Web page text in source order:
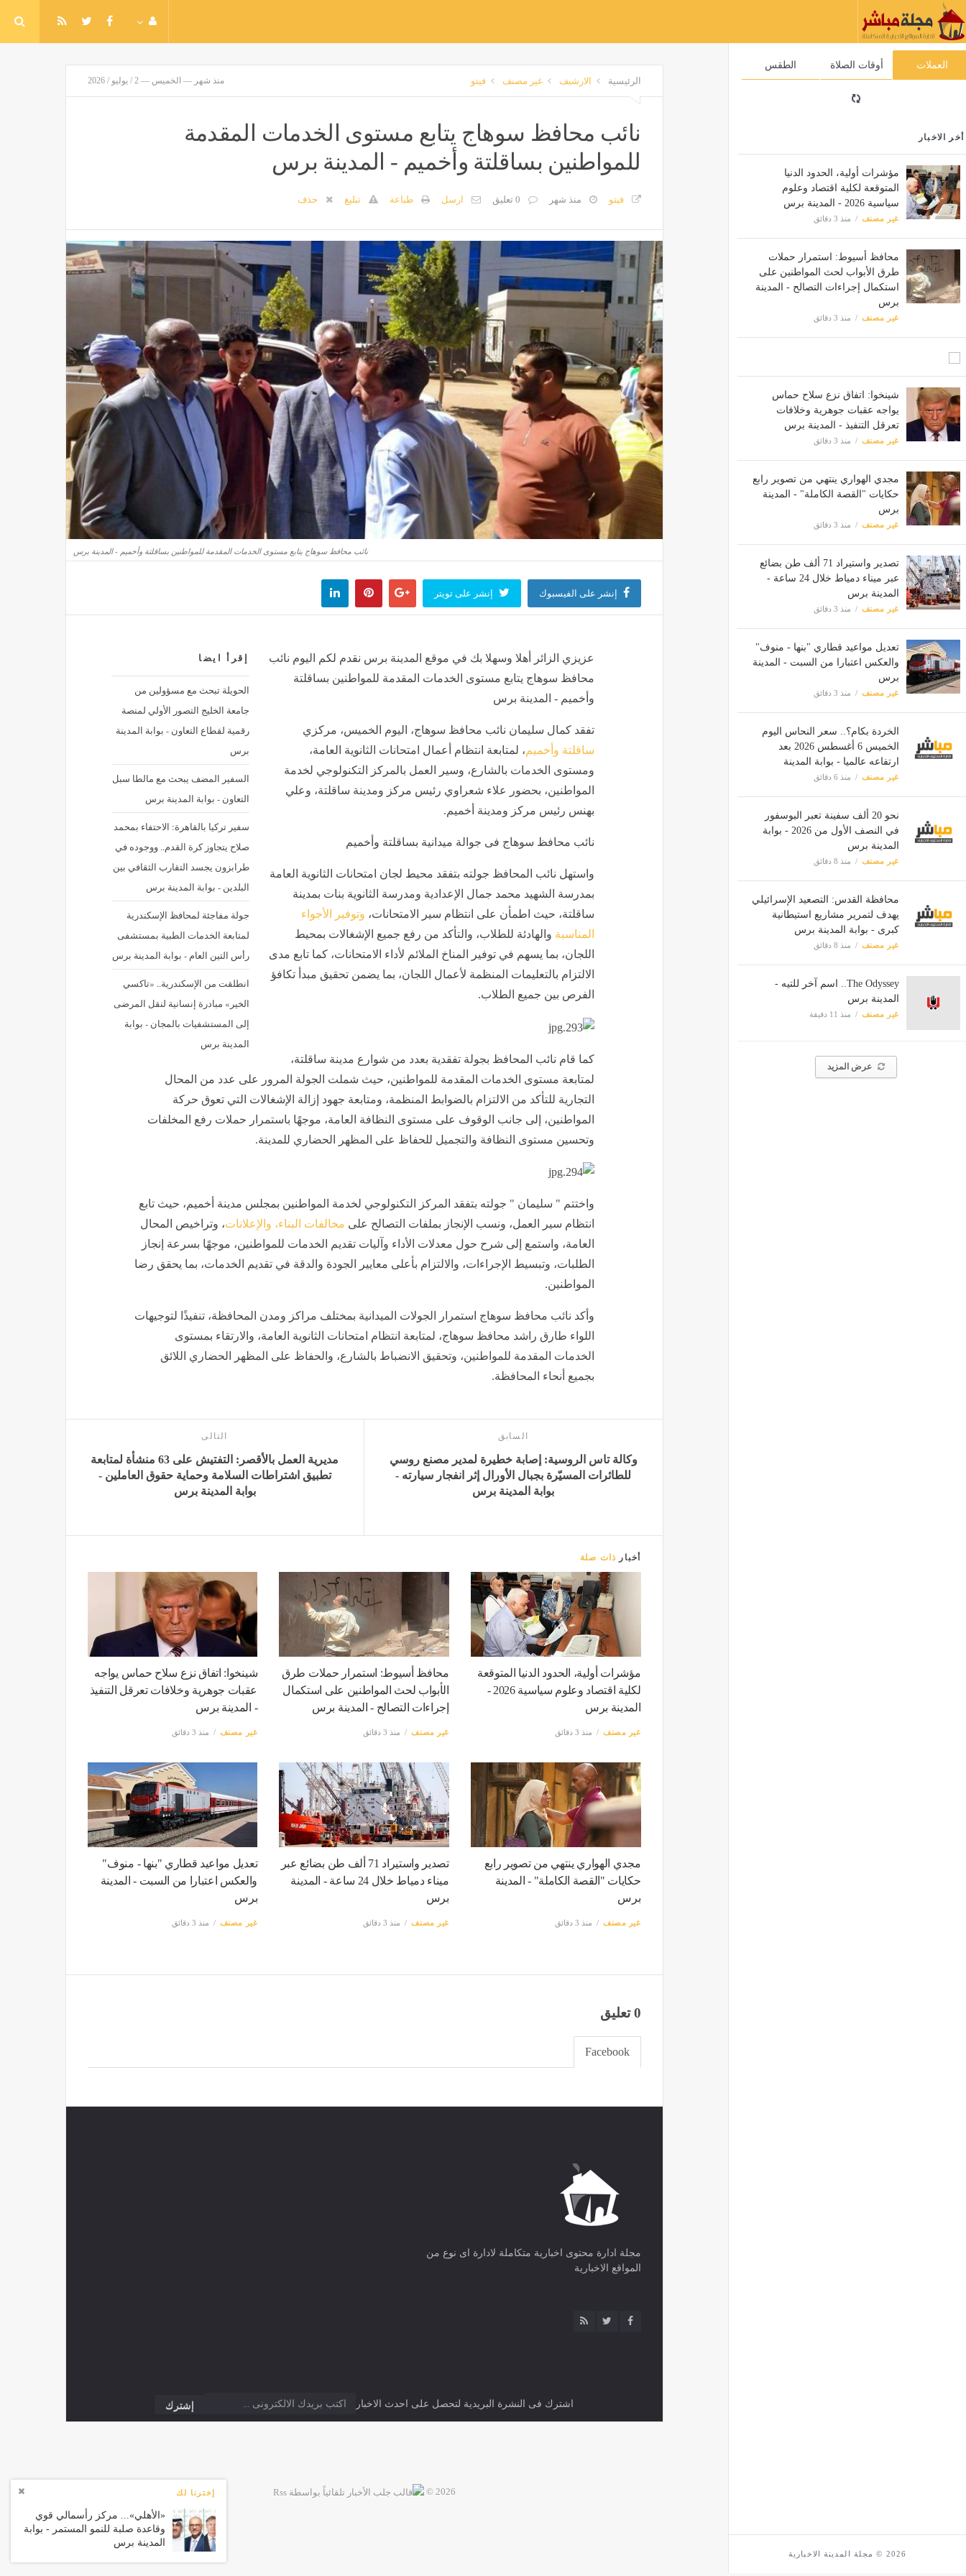
العملات أوقات الصلاة الطقس
أخر الاخبار
مؤشرات أولية، الحدود الدنيا
المتوقعة لكلية اقتصاد وعلوم
سياسية 2026 - المدينة برس
غير مصنف منذ 3 دقائق
محافظ أسيوط: استمرار حملات
طرق الأبواب لحث المواطنين على
استكمال إجراءات التصالح - المدينة
برس
غير مصنف منذ 3 دقائق
شينخوا: اتفاق نزع سلاح حماس
يواجه عقبات جوهرية وخلافات
تعرقل التنفيذ - المدينة برس
غير مصنف منذ 3 دقائق
مجدي الهواري ينتهي من تصوير رابع
حكايات "القصة الكاملة" - المدينة
برس
غير مصنف منذ 3 دقائق
تصدير واستيراد 71 ألف طن بضائع
عبر ميناء دمياط خلال 24 ساعة -
المدينة برس
غير مصنف منذ 3 دقائق
تعديل مواعيد قطاري "بنها - منوف"
والعكس اعتبارا من السبت - المدينة
برس
غير مصنف منذ 3 دقائق
الخردة بكام؟.. سعر النحاس اليوم
الخميس 6 أغسطس 2026 بعد
ارتفاعه عالميا - بوابة المدينة
غير مصنف منذ 6 دقائق
نحو 20 ألف سفينة تعبر البوسفور
في النصف الأول من 2026 - بوابة
المدينة برس
غير مصنف منذ 8 دقائق
محافظة القدس: التصعيد الإسرائيلي
يهدف لتمرير مشاريع استيطانية
كبرى - بوابة المدينة برس
غير مصنف منذ 8 دقائق
The Odyssey.. اسم آخر للتيه -
المدينة برس
غير مصنف منذ 11 دقيقة
عرض المزيد
2026 © مجلة المدينة الاخبارية
الرئيسية الارشيف غير مصنف فيتو منذ شهر — الخميس — 2 / يوليو / 2026
نائب محافظ سوهاج يتابع مستوى الخدمات المقدمة
للمواطنين بساقلتة وأخميم - المدينة برس
فيتو منذ شهر 0 تعليق ارسل طباعة تبليغ حذف
نائب محافظ سوهاج يتابع مستوى الخدمات المقدمة للمواطنين بساقلتة وأخميم - المدينة برس
إنشر على الفيسبوك إنشر على تويتر
إقرأ ايضا
الحويلة تبحث مع مسؤولين من
جامعة الخليج التصور الأولي لمنصة
رقمية لقطاع التعاون - بوابة المدينة
برس
السفير المضف يبحث مع مالطا سبل
التعاون - بوابة المدينة برس
سفير تركيا بالقاهرة: الاحتفاء بمحمد
صلاح يتجاوز كرة القدم.. ووجوده في
طرابزون يجسد التقارب الثقافي بين
البلدين - بوابة المدينة برس
جولة مفاجئة لمحافظ الإسكندرية
لمتابعة الخدمات الطبية بمستشفى
رأس التين العام - بوابة المدينة برس
انطلقت من الإسكندرية.. «تاكسي
الخير» مبادرة إنسانية لنقل المرضى
إلى المستشفيات بالمجان - بوابة
المدينة برس
عزيزي الزائر أهلا وسهلا بك في موقع المدينة برس نقدم لكم اليوم نائب
محافظ سوهاج يتابع مستوى الخدمات المقدمة للمواطنين بساقلتة
وأخميم - المدينة برس
تفقد كمال سليمان نائب محافظ سوهاج، اليوم الخميس، مركزي
ساقلتة وأخميم، لمتابعة انتظام أعمال امتحانات الثانوية العامة،
ومستوى الخدمات بالشارع، وسير العمل بالمركز التكنولوجي لخدمة
المواطنين، بحضور علاء شعراوي رئيس مركز ومدينة ساقلتة، وعلي
بهنس رئيس مركز ومدينة أخميم.
نائب محافظ سوهاج فى جوالة ميدانية بساقلتة وأخميم
واستهل نائب المحافظ جولته بتفقد محيط لجان امتحانات الثانوية العامة
بمدرسة الشهيد محمد جمال الإعدادية ومدرسة الثانوية بنات بمدينة
ساقلتة، حيث اطمأن على انتظام سير الامتحانات، وتوفير الأجواء
المناسبة والهادئة للطلاب، والتأكد من رفع جميع الإشغالات بمحيط
اللجان، بما يسهم في توفير المناخ الملائم لأداء الامتحانات، كما تابع مدى
الالتزام بالتعليمات المنظمة لأعمال اللجان، بما يضمن تحقيق مبدأ تكافؤ
الفرص بين جميع الطلاب.
كما قام نائب المحافظ بجولة تفقدية بعدد من شوارع مدينة ساقلتة،
لمتابعة مستوى الخدمات المقدمة للمواطنين، حيث شملت الجولة المرور على عدد من المحال
التجارية للتأكد من الالتزام بالضوابط المنظمة، ومتابعة جهود إزالة الإشغالات التي تعوق حركة
المواطنين، إلى جانب الوقوف على مستوى النظافة العامة، موجهًا باستمرار حملات رفع المخلفات
وتحسين مستوى النظافة والتجميل للحفاظ على المظهر الحضاري للمدينة.
واختتم " سليمان " جولته بتفقد المركز التكنولوجي لخدمة المواطنين بمجلس مدينة أخميم، حيث تابع
انتظام سير العمل، ونسب الإنجاز بملفات التصالح على مخالفات البناء، والإعلانات، وتراخيص المحال
العامة، واستمع إلى شرح حول معدلات الأداء وآليات تقديم الخدمات للمواطنين، موجهًا بسرعة إنجاز
الطلبات، وتبسيط الإجراءات، والالتزام بأعلى معايير الجودة والدقة في تقديم الخدمات، بما يحقق رضا
المواطنين.
وأكد نائب محافظ سوهاج استمرار الجولات الميدانية بمختلف مراكز ومدن المحافظة، تنفيذًا لتوجيهات
اللواء طارق راشد محافظ سوهاج، لمتابعة انتظام امتحانات الثانوية العامة، والارتقاء بمستوى
الخدمات المقدمة للمواطنين، وتحقيق الانضباط بالشارع، والحفاظ على المظهر الحضاري اللائق
بجميع أنحاء المحافظة.
إخترنا لك
«الأهلي»... مركز رأسمالي قوي
وقاعدة صلبة للنمو المستمر - بوابة
المدينة برس
السابق
وكالة تاس الروسية: إصابة خطيرة لمدير مصنع روسي
للطائرات المسيّرة بجبال الأورال إثر انفجار سيارته -
بوابة المدينة برس
التالى
مديرية العمل بالأقصر: التفتيش على 63 منشأة لمتابعة
تطبيق اشتراطات السلامة وحماية حقوق العاملين -
بوابة المدينة برس
أخبار ذات صلة
مؤشرات أولية، الحدود الدنيا المتوقعة
لكلية اقتصاد وعلوم سياسية 2026 -
المدينة برس
غير مصنف منذ 3 دقائق
محافظ أسيوط: استمرار حملات طرق
الأبواب لحث المواطنين على استكمال
إجراءات التصالح - المدينة برس
غير مصنف منذ 3 دقائق
شينخوا: اتفاق نزع سلاح حماس يواجه
عقبات جوهرية وخلافات تعرقل التنفيذ
- المدينة برس
غير مصنف منذ 3 دقائق
مجدي الهواري ينتهي من تصوير رابع
حكايات "القصة الكاملة" - المدينة
برس
غير مصنف منذ 3 دقائق
تصدير واستيراد 71 ألف طن بضائع عبر
ميناء دمياط خلال 24 ساعة - المدينة
برس
غير مصنف منذ 3 دقائق
تعديل مواعيد قطاري "بنها - منوف"
والعكس اعتبارا من السبت - المدينة
برس
غير مصنف منذ 3 دقائق
0 تعليق
Facebook
مجلة ادارة محتوى اخبارية متكاملة لادارة اى نوع من
المواقع الاخبارية
اشترك فى النشرة البريدية لتحصل على احدث الاخبار
2026 ©